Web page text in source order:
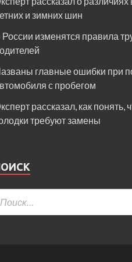
и зимних шин
России изменятся правила
главные ошибки при
с пробегом
рассказал, как понять,
требуют замены